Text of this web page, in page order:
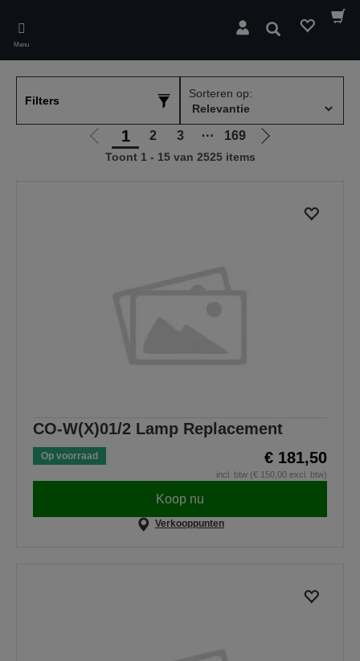
main
content
Menu
Zoeken
Filters
Sorteren op:
Ga
naar
1 2 3 ⋯ 169
Ga
Toont 1 - 15 van 2525 items
CO-W(X)01/2 Lamp Replacement
Op voorraad € 181,50
incl. btw (€ 150,00 excl. btw)
Koop nu
Verkooppunten